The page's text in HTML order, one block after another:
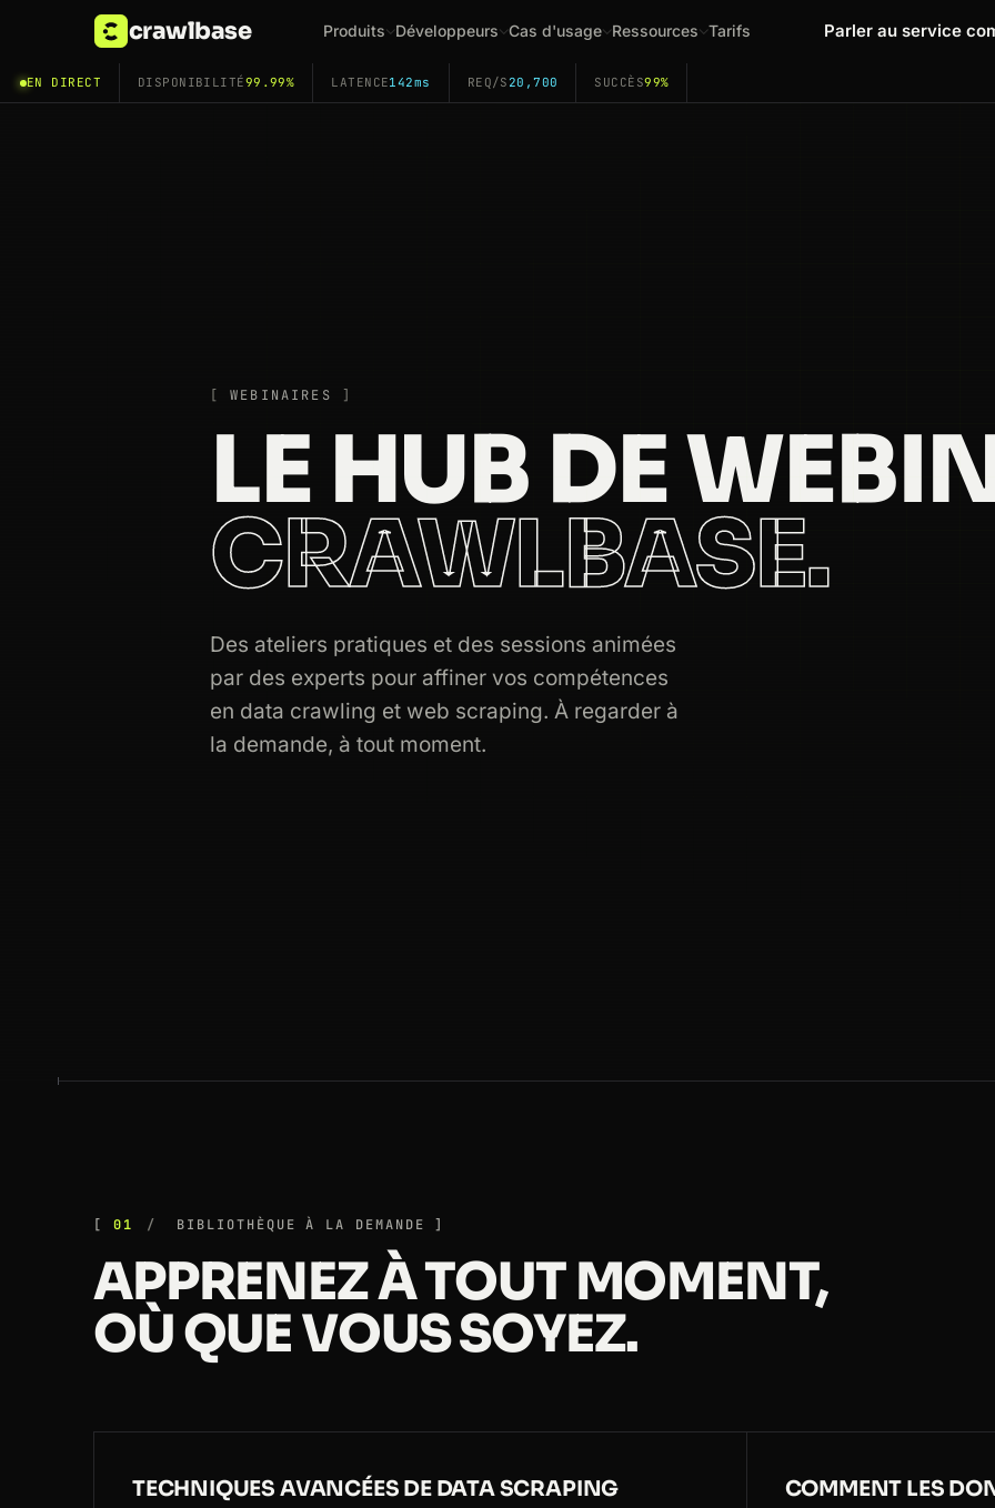
crawlbase Produits Développeurs Cas d'usage Ressources Tarifs Parler au service
EN DIRECT DISPONIBILITÉ99.99% LATENCE142ms REQ/S 20,700 SUCCÈS99%
WEBINAIRES
LE HUB DE
CRAWLBASE.
Des ateliers pratiques et des sessions animées
par des experts pour affiner vos compétences
en data crawling et web scraping. À regarder à
la demande, à tout moment.
01 BIBLIOTHÈQUE À LA DEMANDE
APPRENEZ À TOUT MOMENT,
OÙ QUE VOUS SOYEZ.
TECHNIQUES AVANCÉES DE DATA SCRAPING
COMMENT LES